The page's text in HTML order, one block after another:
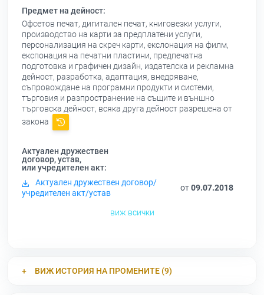
Предмет на дейност:
Офсетов печат, дигитален печат, книговезки услуги,
производство на карти за предплатени услуги,
персонализация на скреч карти, екслонация на филм,
експонация на печатни пластини, предпечатна
подготовка и графичен дизайн, издателска и рекламна
дейност, разработка, адаптация, внедряване,
съпровождане на програмни продукти и системи,
търговия и разпространение на същите и външно
търговска дейност, всяка друга дейност разрешена от
закона
Актуален дружествен
договор, устав,
или учредителен акт:
Актуален дружествен договор/
учредителен акт/устав
от09.07.2018
виж всички
ВИЖ ИСТОРИЯ НА ПРОМЕНИТЕ (9)